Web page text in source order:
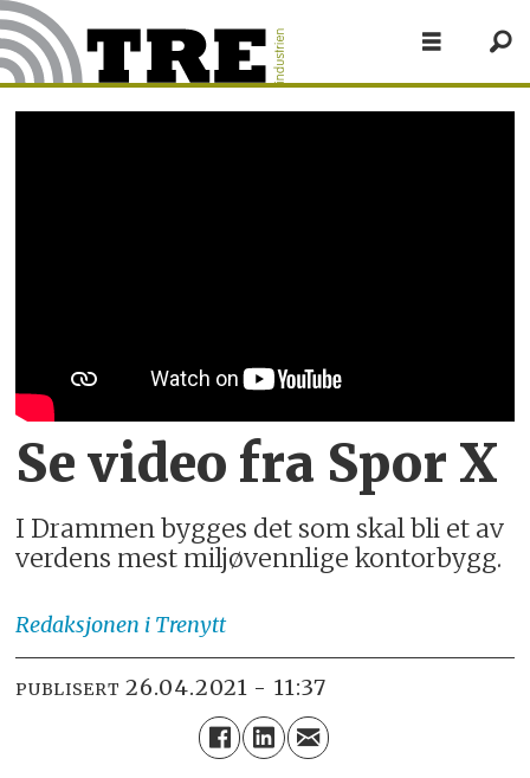
Se video fra Spor X
I Drammen bygges det som skal bli et av
verdens mest miljøvennlige kontorbygg.
Redaksjonen i Trenytt
PUBLISERT 26.04.2021 - 11:37